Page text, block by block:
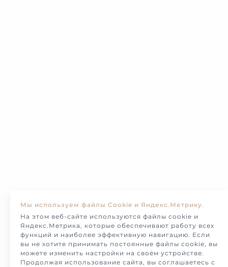
Мы используем файлы Cookie и Яндекс.Метрику.
На этом веб-сайте используются файлы cookie и
Яндекс.Метрика, которые обеспечивают работу всех
функций и наиболее эффективную навигацию. Если
вы не хотите принимать постоянные файлы cookie, вы
можете изменить настройки на своём устройстве.
Продолжая использование сайта, вы соглашаетесь с